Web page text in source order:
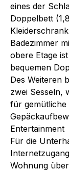
eines der
Doppelbett
Badezimmer
obere Etage
bequemen
Des Weiteren
zwei Sesseln,
für
Entertainment
Für die
Wohnung